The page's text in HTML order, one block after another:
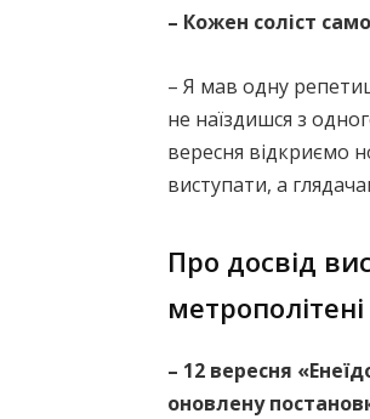
– Кожен соліст
– Я мав одну
не наїздишся з
вересня відкриємо
виступати, а
Про досвід
метрополітені
– 12 вересня
оновлену